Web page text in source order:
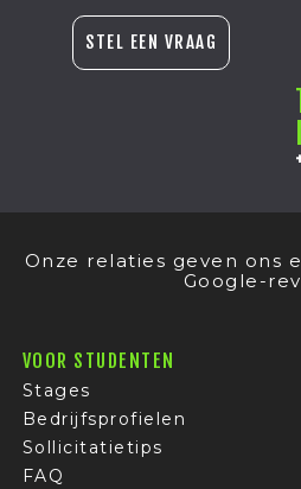
STEL EEN VRAAG
Onze relaties geven ons
Google-
VOOR STUDENTEN
Stages
Bedrijfsprofielen
Sollicitatietips
FAQ